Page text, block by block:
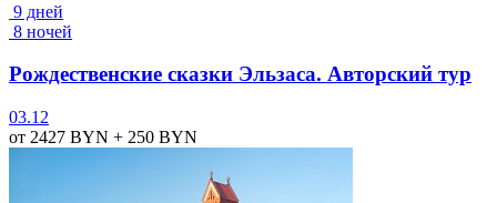
9 дней
8 ночей
Рождественские сказки Эльзаса. Авторский тур
03.12
от 2427 BYN + 250 BYN